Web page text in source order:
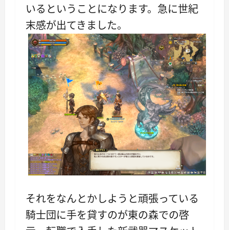
いるということになります。急に世紀
末感が出てきました。
それをなんとかしようと頑張っている
騎士団に手を貸すのが東の森での啓